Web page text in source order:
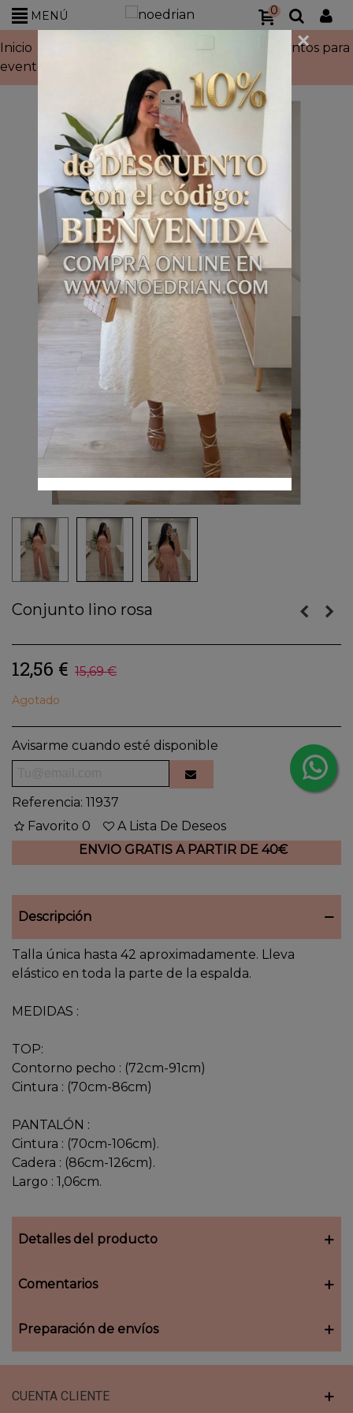
MENÚ 0
Inicio Ropa para eventos de mujer
Conjuntos para
eventos de mujer
Conjunto lino rosa
Conjunto lino rosa
12,56 € 15,69 €
Agotado
Avisarme cuando esté disponible
Referencia: 11937
Favorito 0
A Lista De Deseos
ENVIO GRATIS A PARTIR DE 40€
Descripción
Talla única hasta 42 aproximadamente. Lleva
elástico en toda la parte de la espalda.
MEDIDAS :
TOP:
Contorno pecho : (72cm-91cm)
Cintura : (70cm-86cm)
PANTALÓN :
Cintura : (70cm-106cm).
Cadera : (86cm-126cm).
Largo : 1,06cm.
Detalles del producto
Comentarios
Preparación de envíos
CUENTA CLIENTE
×